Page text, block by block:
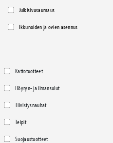
Julkisivusaumaus
Ikkunoiden ja ovien asennus
Kattotuotteet
Höyryn- ja ilmansulut
Tiivistysnauhat
Teipit
Suojaustuotteet